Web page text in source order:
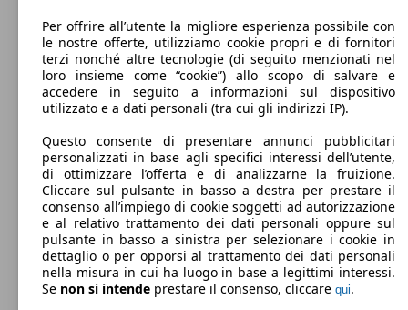
Diesel
Carburante
96 g/km
Emissioni di CO2 (combinato)*
Per offrire all’utente la migliore esperienza possibile con
le nostre offerte, utilizziamo cookie propri e di fornitori
terzi nonché altre tecnologie (di seguito menzionati nel
loro insieme come “cookie”) allo scopo di salvare e
accedere in seguito a informazioni sul dispositivo
utilizzato e a dati personali (tra cui gli indirizzi IP).
Questo consente di presentare annunci pubblicitari
personalizzati in base agli specifici interessi dell’utente,
di ottimizzare l’offerta e di analizzarne la fruizione.
Cliccare sul pulsante in basso a destra per prestare il
consenso all’impiego di cookie soggetti ad autorizzazione
e al relativo trattamento dei dati personali oppure sul
pulsante in basso a sinistra per selezionare i cookie in
dettaglio o per opporsi al trattamento dei dati personali
nella misura in cui ha luogo in base a legittimi interessi.
Se non si intende prestare il consenso, cliccare qui.